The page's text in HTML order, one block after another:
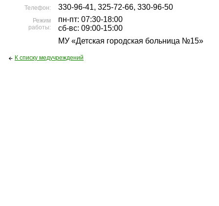
Телефон: 330-96-41, 325-72-66, 330-96-50
Режим
работы:
пн-пт: 07:30-18:00
сб-вс: 09:00-15:00
МУ «Детская городская больница №15»
К списку медучреждений